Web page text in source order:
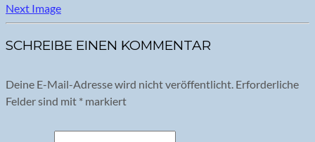
Next Image
SCHREIBE EINEN KOMMENTAR
Deine E-Mail-Adresse wird nicht veröffentlicht. Erforderliche
Felder sind mit * markiert